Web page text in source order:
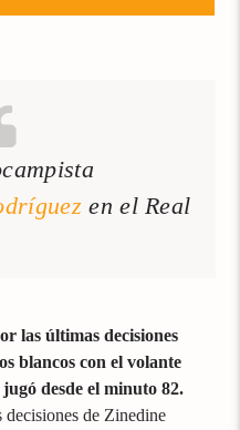
en el Real
las últimas decisiones
blancos con el volante
desde el minuto 82.
decisiones de Zinedine